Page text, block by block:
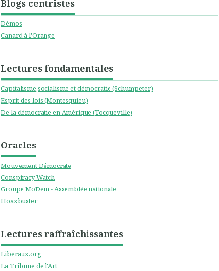
Blogs centristes
Démos
Canard à l'Orange
Lectures fondamentales
Capitalisme,socialisme et démocratie (Schumpeter)
Esprit des lois (Montesquieu)
De la démocratie en Amérique (Tocqueville)
Oracles
Mouvement Démocrate
Conspiracy Watch
Groupe MoDem - Assemblée nationale
Hoaxbuster
Lectures raffraîchissantes
Liberaux.org
La Tribune de l'Art